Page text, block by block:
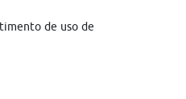
de uso de